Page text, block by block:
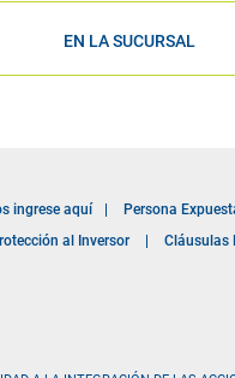
EN LA SUCURSAL
ingrese aquí
Persona
al Inversor Cláusulas